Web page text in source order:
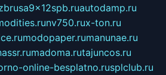
autodamp.ru
nv750.rux-ton.ru
modopaper.rumanunae.ru
madoma.rutajuncos.ru
online-besplatno.rusplclub.ru